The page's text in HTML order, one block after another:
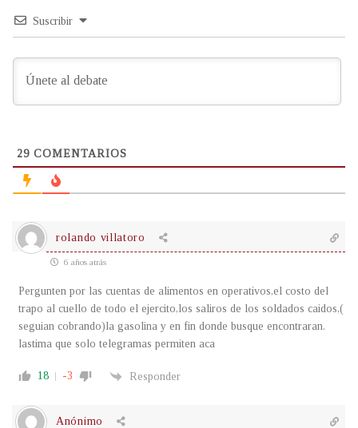
Suscribir
29 COMENTARIOS
rolando villatoro
6 años atrás
Pergunten por las cuentas de alimentos en operativos,el costo del
trapo al cuello de todo el ejercito,los saliros de los soldados caidos,(
seguian cobrando)la gasolina y en fin donde busque encontraran.
lastima que solo telegramas permiten aca
18 -3 Responder
Anónimo